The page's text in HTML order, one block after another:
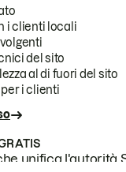
i clienti locali
del sito
al di fuori del sito
i clienti
unifica l'autorità